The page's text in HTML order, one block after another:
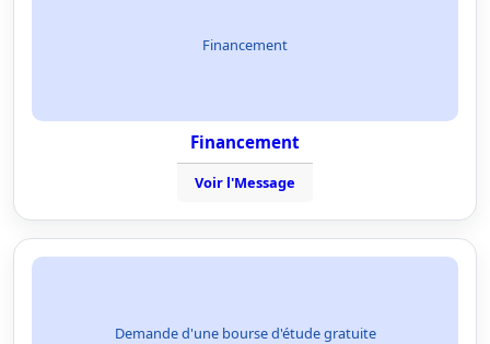
Financement
Financement
Voir l'Message
Demande d'une bourse d'étude gratuite